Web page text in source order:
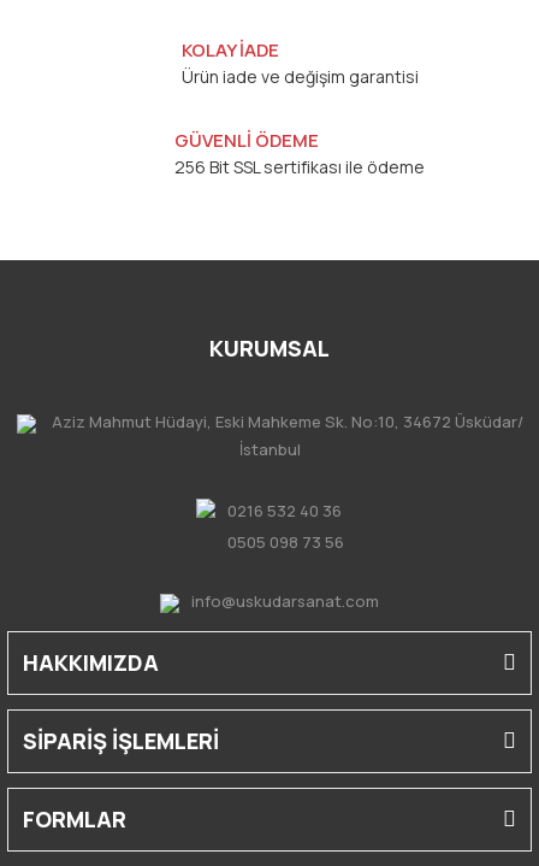
KOLAY İADE
Ürün iade ve değişim garantisi
GÜVENLİ ÖDEME
256 Bit SSL sertifikası ile ödeme
KURUMSAL
Aziz Mahmut Hüdayi, Eski Mahkeme Sk. No:10, 34672 Üsküdar/
İstanbul
0216 532 40 36
0505 098 73 56
info@uskudarsanat.com
HAKKIMIZDA
SİPARİŞ İŞLEMLERİ
FORMLAR